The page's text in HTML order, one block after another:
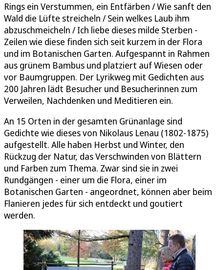
Rings ein Verstummen, ein Entfärben / Wie sanft den
Wald die Lüfte streicheln / Sein welkes Laub ihm
abzuschmeicheln / Ich liebe dieses milde Sterben -
Zeilen wie diese finden sich seit kurzem in der Flora
und im Botanischen Garten. Aufgespannt in Rahmen
aus grünem Bambus und platziert auf Wiesen oder
vor Baumgruppen. Der Lyrikweg mit Gedichten aus
200 Jahren lädt Besucher und Besucherinnen zum
Verweilen, Nachdenken und Meditieren ein.
An 15 Orten in der gesamten Grünanlage sind
Gedichte wie dieses von Nikolaus Lenau (1802-1875)
aufgestellt. Alle haben Herbst und Winter, den
Rückzug der Natur, das Verschwinden von Blättern
und Farben zum Thema. Zwar sind sie in zwei
Rundgängen - einer um die Flora, einer im
Botanischen Garten - angeordnet, können aber beim
Flanieren jedes für sich entdeckt und goutiert
werden.